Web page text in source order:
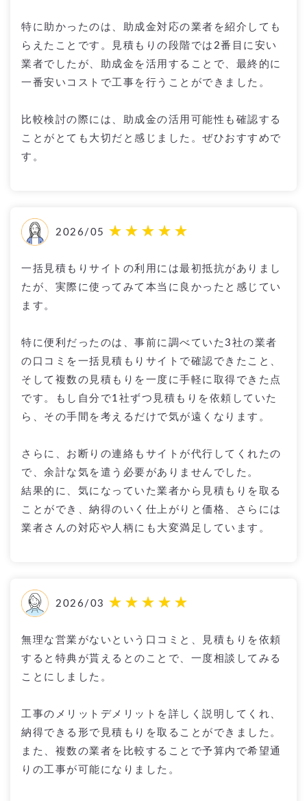
特に助かったのは、助成金対応の業者を紹介しても
らえたことです。見積もりの段階では2番目に安い
業者でしたが、助成金を活用することで、最終的に
一番安いコストで工事を行うことができました。
比較検討の際には、助成金の活用可能性も確認する
ことがとても大切だと感じました。ぜひおすすめで
す。
2026/05
一括見積もりサイトの利用には最初抵抗がありまし
たが、実際に使ってみて本当に良かったと感じてい
ます。
特に便利だったのは、事前に調べていた3社の業者
の口コミを一括見積もりサイトで確認できたこと、
そして複数の見積もりを一度に手軽に取得できた点
です。もし自分で1社ずつ見積もりを依頼していた
ら、その手間を考えるだけで気が遠くなります。
さらに、お断りの連絡もサイトが代行してくれたの
で、余計な気を遣う必要がありませんでした。
結果的に、気になっていた業者から見積もりを取る
ことができ、納得のいく仕上がりと価格、さらには
業者さんの対応や人柄にも大変満足しています。
2026/03
無理な営業がないという口コミと、見積もりを依頼
すると特典が貰えるとのことで、一度相談してみる
ことにしました。
工事のメリットデメリットを詳しく説明してくれ、
納得できる形で見積もりを取ることができました。
また、複数の業者を比較することで予算内で希望通
りの工事が可能になりました。